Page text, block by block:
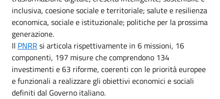
inclusiva, coesione sociale e territoriale; salute e resilienza
economica, sociale e istituzionale; politiche per la prossima
generazione.
Il PNRR si articola rispettivamente in 6 missioni, 16
componenti, 197 misure che comprendono 134
investimenti e 63 riforme, coerenti con le priorità europee
e funzionali a realizzare gli obiettivi economici e sociali
definiti dal Governo italiano.